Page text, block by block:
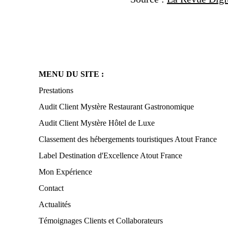
MENU DU SITE :
Prestations
Audit Client Mystère Restaurant Gastronomique
Audit Client Mystère Hôtel de Luxe
Classement des hébergements touristiques Atout France
Label Destination d'Excellence Atout France
Mon Expérience
Contact
Actualités
Témoignages Clients et Collaborateurs